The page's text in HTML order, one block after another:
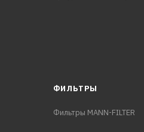
ФИЛЬТРЫ
Фильтры MANN-FILTER